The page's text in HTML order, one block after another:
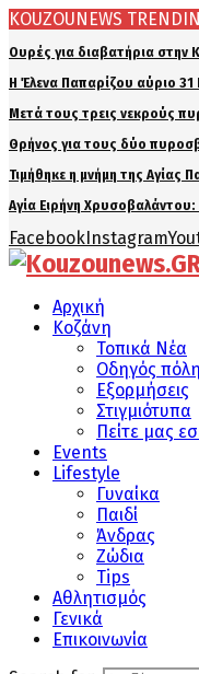
KOUZOUNEWS
Ουρές για διαβατήρια στην
Η Έλενα Παπαρίζου αύριο 31
Μετά τους τρεις νεκρούς
Θρήνος για τους δύο
Τιμήθηκε η μνήμη της Αγίας
Αγία Ειρήνη Χρυσοβαλάντου:
FacebookInstagram
Αρχική
Κοζάνη
Τοπικά Νέα
Οδηγός
Εξορμήσεις
Στιγμιότυπα
Πείτε μας
Events
Lifestyle
Γυναίκα
Παιδί
Άνδρας
Ζώδια
Tips
Αθλητισμός
Γενικά
Επικοινωνία